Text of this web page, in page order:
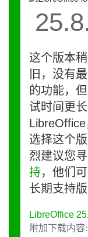
这个版本稍
旧，没有
的功能，但
试时间更
选择这个
烈建议您
持，他们
长期支持版
LibreOffice
附加下载内容: